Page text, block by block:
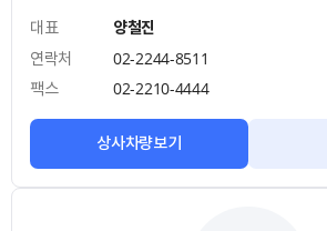
대표
양철진
연락처
02-2244-8511
팩스
02-2210-4444
상사차량보기